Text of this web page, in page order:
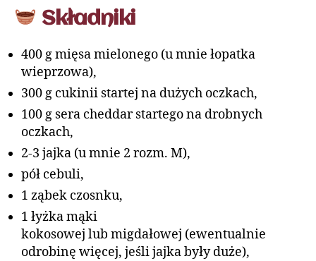
Składniki
400 g mięsa mielonego (u mnie łopatka
wieprzowa),
300 g cukinii startej na dużych oczkach,
100 g sera cheddar startego na drobnych
oczkach,
2-3 jajka (u mnie 2 rozm. M),
pół cebuli,
1 ząbek czosnku,
1 łyżka mąki
kokosowej lub migdałowej (ewentualnie
odrobinę więcej, jeśli jajka były duże),